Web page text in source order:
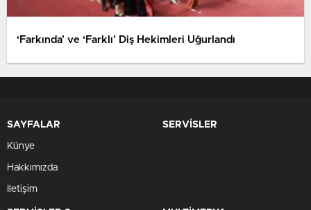
‘Farkında’ ve ‘Farklı’ Diş Hekimleri Uğurlandı
SAYFALAR
Künye
Hakkımızda
İletişim
SERVİSLER